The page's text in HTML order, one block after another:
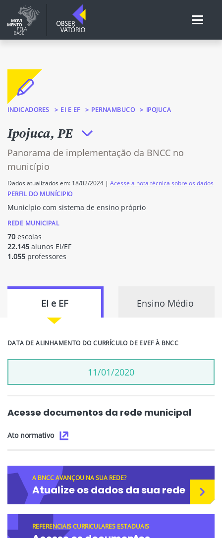
INDICADORES EI E EF PERNAMBUCO IPOJUCA
Ipojuca, PE
Panorama de implementação da BNCC no
município
Dados atualizados em: 18/02/2024 | Acesse a nota técnica sobre os dados
PERFIL DO MUNÍCIPIO
Município com sistema de ensino próprio
REDE MUNICIPAL
70 escolas
22.145 alunos EI/EF
1.055 professores
EI e EF Ensino Médio
DATA DE ALINHAMENTO DO CURRÍCULO DE EI/EF À BNCC
11/01/2020
Acesse documentos da rede municipal
Ato normativo
A BNCC AVANÇOU NA SUA REDE?
Atualize os dados da sua rede
REFERENCIAIS CURRICULARES ESTADUAIS